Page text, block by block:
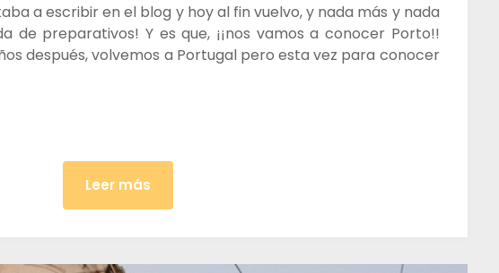
a escribir en el blog y hoy al fin vuelvo, y nada más y nada
de preparativos! Y es que, ¡¡nos vamos a conocer Porto!!
después, volvemos a Portugal pero esta vez para conocer
Leer más